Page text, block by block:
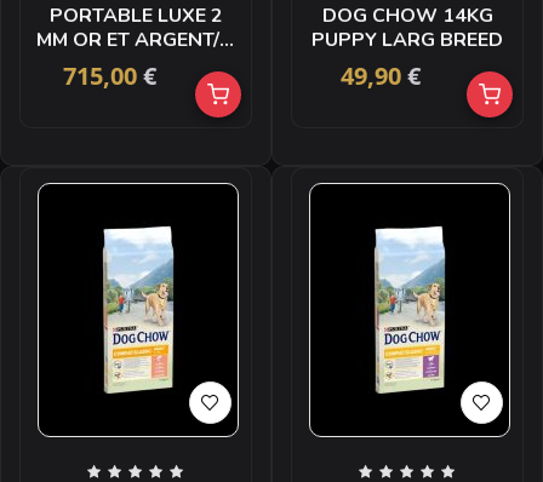
PORTABLE LUXE 2
MM OR ET ARGENT/ 1
F2
715,00€
DOG CHOW 14KG
PUPPY LARG BREED
49,90€